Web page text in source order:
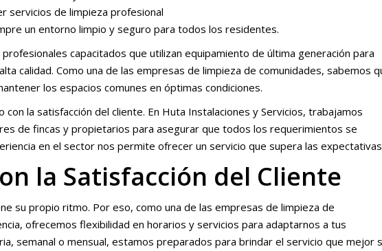
servicios de limpieza profesional
un entorno limpio y seguro para todos los residentes.
capacitados que utilizan equipamiento de última generación para
calidad. Como una de las empresas de limpieza de comunidades, sabemos
los espacios comunes en óptimas condiciones.
la satisfacción del cliente. En Huta Instalaciones y Servicios, trabajamos
de fincas y propietarios para asegurar que todos los requerimientos se
en el sector nos permite ofrecer un servicio que supera las
la Satisfacción del Cliente
su propio ritmo. Por eso, como una de las empresas de limpieza de
ofrecemos flexibilidad en horarios y servicios para adaptarnos a tus
semanal o mensual, estamos preparados para brindar el servicio que mejor